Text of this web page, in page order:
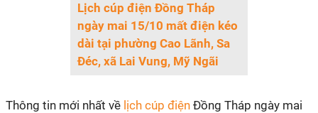
Lịch cúp điện Đồng Tháp
ngày mai 15/10 mất điện kéo
dài tại phường Cao Lãnh, Sa
Đéc, xã Lai Vung, Mỹ Ngãi
Thông tin mới nhất về lịch cúp điện Đồng Tháp ngày mai